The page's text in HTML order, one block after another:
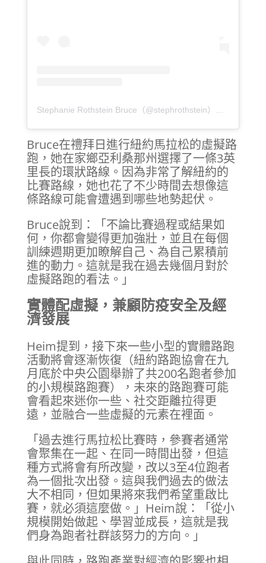
Bruce在禮拜日進行紐約馬拉松的虛擬路
跑，她在家鄉亞利桑那州選擇了一條3英
里長的環狀路線。因為非常了解紐約的
比賽路線，她也花了不少時間去想像這
條路線可能會遭遇到哪些地勢起伏。
Bruce說到：「不論比賽過程或結果如
何，你都會變得更加強壯，並且在每個
訓練週期更加瞭解自己、為自己累積前
進的動力。這就是我在過去幾個月對於
虛擬路跑的看法。」
實體配虛擬，兼顧防疫安全及經
濟發展
Heim提到，接下來一些小型的實體路跑
活動將會逐漸恢復（紐約路跑協會在九
月底於中央公園舉辦了共200名跑者參加
的小規模路跑賽），未來的路跑賽可能
會看起來迷你一些、社交距離拉得更
遠，並融合一些虛擬的元素在裡面。
「過去進行馬拉松比賽時，參賽者通常
會聚集在一起、在同一時間出發，但這
種方式將會有所改變，改以3至4位跑者
為一個批次出發。這與我們過去的做法
大不相同，但如果將來我們希望重啟比
賽，就必須這麼做。」Heim說：「從小
規模開始做起、學習並成長，這就是我
們身為跑者社群該努力的方向。」